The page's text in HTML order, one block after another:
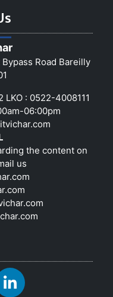
Road Bareilly
: 0522-4008111
06:00pm
the content on
us